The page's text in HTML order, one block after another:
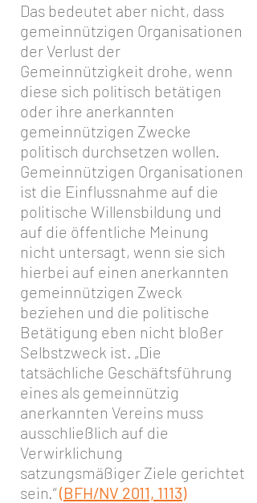
Das bedeutet aber nicht, dass
gemeinnützigen Organisationen
der Verlust der
Gemeinnützigkeit drohe, wenn
diese sich politisch betätigen
oder ihre anerkannten
gemeinnützigen Zwecke
politisch durchsetzen wollen.
Gemeinnützigen Organisationen
ist die Einflussnahme auf die
politische Willensbildung und
auf die öffentliche Meinung
nicht untersagt, wenn sie sich
hierbei auf einen anerkannten
gemeinnützigen Zweck
beziehen und die politische
Betätigung eben nicht bloßer
Selbstzweck ist. „Die
tatsächliche Geschäftsführung
eines als gemeinnützig
anerkannten Vereins muss
ausschließlich auf die
Verwirklichung
satzungsmäßiger Ziele gerichtet
sein.“(BFH/NV 2011, 1113)